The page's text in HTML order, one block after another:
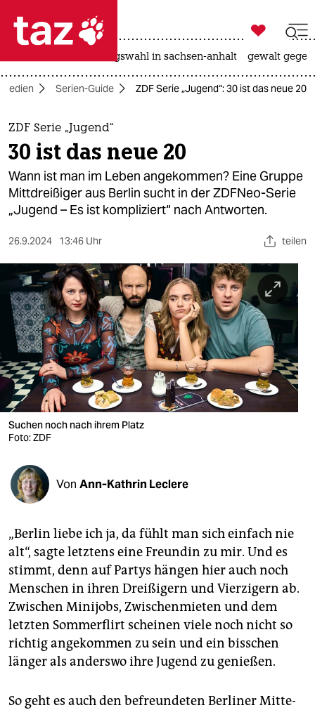
 taz zahl ich
taz zahl ich
themen
politik
öko
gesellschaft
sport
berlin
nord
wahrheit
verlag
verlag
veranstaltungen
shop
unterstützen
abo
genossenschaft
epaper login

taz zahl ich
landtagswahl in sachsen-anhalt gewalt
Medien Serien-Guide ZDF Serie „Jugend“: 30 ist das neue 20
ZDF Serie „Jugend“
30 ist das neue 20
Wann ist man im Leben angekommen? Eine Gruppe
Mittdreißiger aus Berlin sucht in der ZDFNeo-Serie
„Jugend – Es ist kompliziert“ nach Antworten.
26.9.2024 13:46 Uhr teilen
Suchen noch nach ihrem Platz
Foto: ZDF
Von Ann-Kathrin Leclere
„Berlin liebe ich ja, da fühlt man sich einfach nie
alt“, sagte letztens eine Freundin zu mir. Und es
stimmt, denn auf Partys hängen hier auch noch
Menschen in ihren Dreißigern und Vierzigern ab.
Zwischen Minijobs, Zwischenmieten und dem
letzten Sommerflirt scheinen viele noch nicht so
richtig angekommen zu sein und ein bisschen
länger als anderswo ihre Jugend zu genießen.
So geht es auch den befreundeten Berliner Mitte-